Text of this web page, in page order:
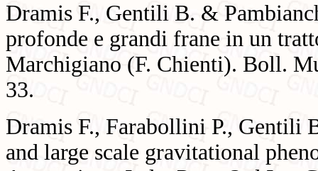
Dramis F., Gentili B. &
profonde e grandi frane in un
Marchigiano (F. Chienti). Boll.
33.
Dramis F., Farabollini P., Gentili
and large scale gravitational